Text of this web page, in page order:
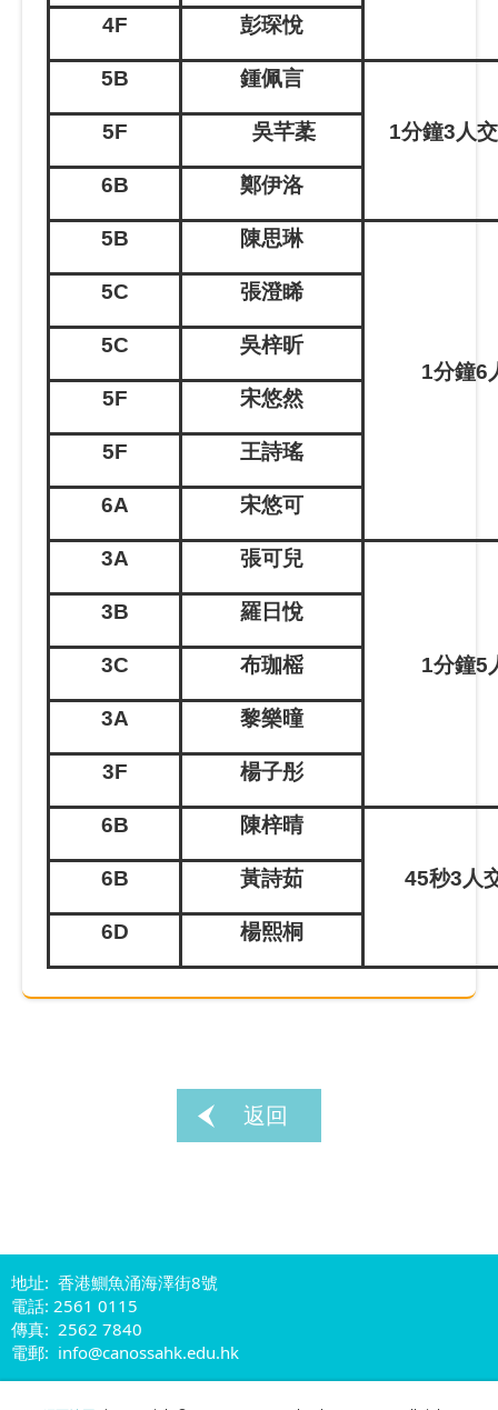
4F 彭琛悅
5B 鍾佩言
1分鐘3人
5F 吳芊葇
6B 鄭伊洛
5B 陳思琳
1分鐘6
5C 張澄睎
5C 吳梓昕
5F 宋悠然
5F 王詩瑤
6A 宋悠可
3A 張可兒
1分鐘5
3B 羅日悅
3C 布珈榣
3A 黎樂曈
3F 楊子彤
6B 陳梓晴
45秒3人
6B 黃詩茹
6D 楊熙桐
返回
地址: 香港鰂魚涌海澤街8號
電話: 2561 0115
傳真: 2562 7840
電郵: info@canossahk.edu.hk